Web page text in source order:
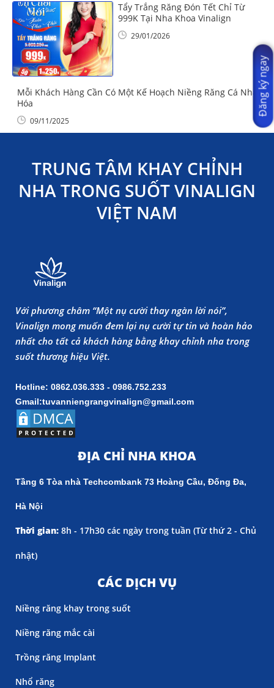
Tẩy Trắng Răng Đón Tết Chỉ Từ
999K Tại Nha Khoa Vinalign
29/01/2026
Mỗi Khách Hàng Cần Có Một Kế Hoạch Niềng Răng Cá Nhân
Hóa
09/11/2025
TRUNG TÂM KHAY CHỈNH
NHA TRONG SUỐT VINALIGN
VIỆT NAM
Với phương châm “Một nụ cười thay ngàn lời nói”,
Vinalign mong muốn đem lại nụ cười tự tin và hoàn hảo
nhất cho tất cả khách hàng bằng khay chỉnh nha trong
suốt thương hiệu Việt.
Hotline: 0862.036.333 - 0986.752.233
Gmail:tuvanniengrangvinalign@gmail.com
ĐỊA CHỈ NHA KHOA
Tầng 6 Tòa nhà Techcombank 73 Hoàng Cầu, Đống Đa,
Hà Nội
Thời gian: 8h - 17h30 các ngày trong tuần (Từ thứ 2 - Chủ
nhật)
CÁC DỊCH VỤ
Niềng răng khay trong suốt
Niềng răng mắc cài
Trồng răng Implant
Nhổ răng
Đăng ký ngay